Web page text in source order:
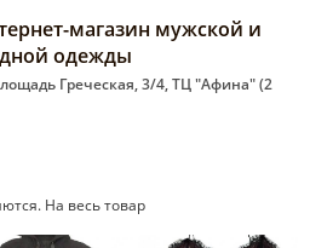
магазин мужской и
одежды
Греческая, 3/4, ТЦ "Афина" (2
На весь товар